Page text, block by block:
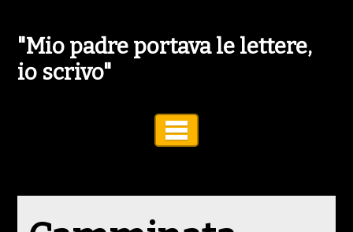
"Mio padre portava le lettere,
io scrivo"